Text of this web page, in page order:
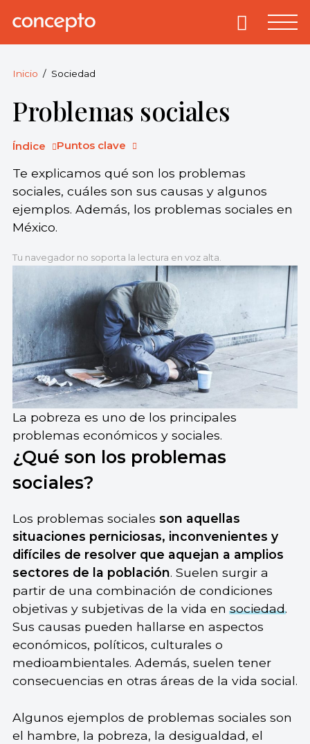
Concepto.
derechos
reservados.
Primary
Inicio Sociedad
Problemas sociales
Índice Puntos clave
Te explicamos qué son los problemas
sociales, cuáles son sus causas y algunos
ejemplos. Además, los problemas sociales en
México.
Tu navegador no soporta la lectura en voz alta.
La pobreza es uno de los principales
problemas económicos y sociales.
¿Qué son los problemas
sociales?
Los problemas sociales son aquellas
situaciones perniciosas, inconvenientes y
difíciles de resolver que aquejan a amplios
sectores de la población. Suelen surgir a
partir de una combinación de condiciones
objetivas y subjetivas de la vida ensociedad.
Sus causas pueden hallarse en aspectos
económicos, políticos, culturales o
medioambientales. Además, suelen tener
consecuencias en otras áreas de la vida social.
Algunos ejemplos de problemas sociales son
el hambre, la pobreza, la desigualdad, el